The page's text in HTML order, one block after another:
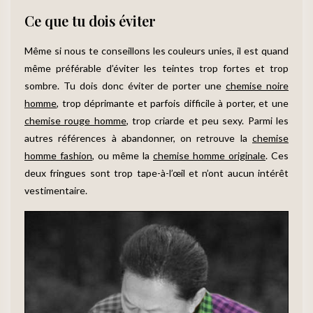
Ce que tu dois éviter
Même si nous te conseillons les couleurs unies, il est quand
même préférable d’éviter les teintes trop fortes et trop
sombre. Tu dois donc éviter de porter unechemise noire
homme, trop déprimante et parfois difficile à porter, et une
chemise rouge homme, trop criarde et peu sexy. Parmi les
autres références à abandonner, on retrouve la chemise
homme fashion, ou même la chemise homme originale. Ces
deux fringues sont trop tape-à-l’œil et n’ont aucun intérêt
vestimentaire.